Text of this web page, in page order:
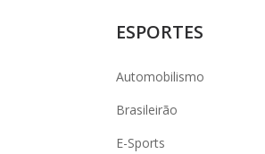
ESPORTES
Automobilismo
Brasileirão
E-Sports